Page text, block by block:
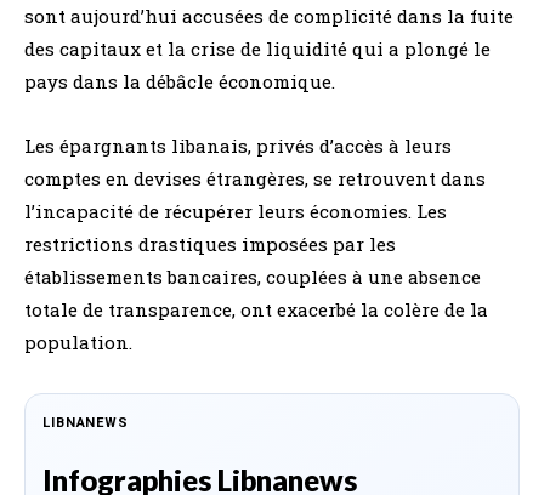
sont aujourd’hui accusées de complicité dans la fuite
des capitaux et la crise de liquidité qui a plongé le
pays dans la débâcle économique.
Les épargnants libanais, privés d’accès à leurs
comptes en devises étrangères, se retrouvent dans
l’incapacité de récupérer leurs économies. Les
restrictions drastiques imposées par les
établissements bancaires, couplées à une absence
totale de transparence, ont exacerbé la colère de la
population.
LIBNANEWS
Infographies Libnanews